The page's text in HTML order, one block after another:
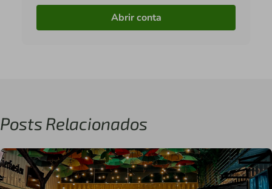
Abrir conta
Posts Relacionados